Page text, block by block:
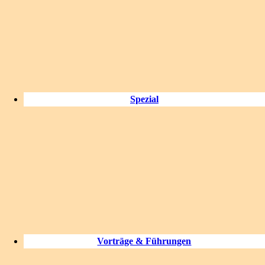
Spezial
Vorträge & Führungen